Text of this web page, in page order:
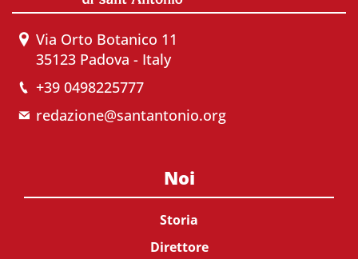
Via Orto Botanico 11
35123 Padova - Italy
+39 0498225777
redazione@santantonio.org
Noi
Storia
Direttore